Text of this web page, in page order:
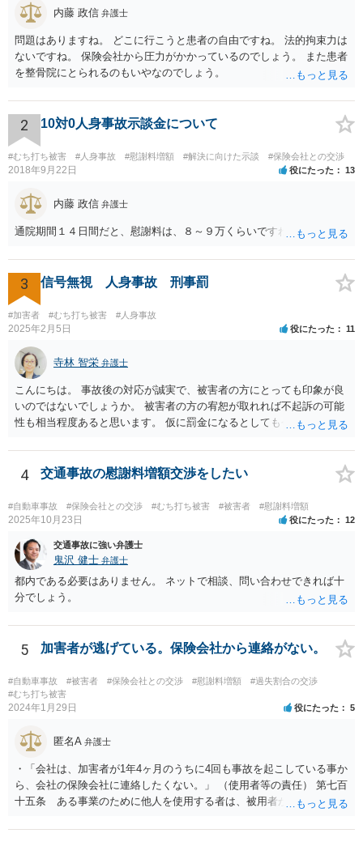
内藤 政信 弁護士
問題はありますね。 どこに行こうと患者の自由ですね。 法的拘束力は
ないですね。 保険会社から圧力がかかっているのでしょう。 また患者
を整骨院にとられるのもいやなのでしょう。
2 10対0人身事故示談金について
#むち打ち被害 #人身事故 #慰謝料増額 #解決に向けた示談 #保険会社との交渉
2018年9月22日 役にたった 13
内藤 政信 弁護士
通院期間１４日間だと、慰謝料は、８～９万くらいですね。
3 信号無視 人身事故 刑事罰
#加害者 #むち打ち被害 #人身事故
2025年2月5日 役にたった 11
寺林 智栄 弁護士
こんにちは。 事故後の対応が誠実で、被害者の方にとっても印象が良
いのではないでしょうか。 被害者の方の宥恕が取れれば不起訴の可能
性も相当程度あると思います。 仮に罰金になるとしても今回は略式の
ょう。 参考になれば幸いです。
4 交通事故の慰謝料増額交渉をしたい
#自動車事故 #保険会社との交渉 #むち打ち被害 #被害者 #慰謝料増額
2025年10月23日 役にたった 12
交通事故に強い弁護士
鬼沢 健士 弁護士
都内である必要はありません。 ネットで相談、問い合わせできれば十
分でしょう。
5 加害者が逃げている。保険会社から連絡がない。
#自動車事故 #被害者 #保険会社との交渉 #慰謝料増額
#過失割合の交渉
#むち打ち被害
2024年1月29日 役にたった 5
匿名A 弁護士
・「会社は、加害者が1年4ヶ月のうちに4回も事故を起こしている事か
ら、会社の保険会社に連絡したくない。」 （使用者等の責任） 第七百
十五条 ある事業のために他人を使用する者は、被用者がその事業の
用者が被用者の選任及びその事業の監督について相当の注意をしたと